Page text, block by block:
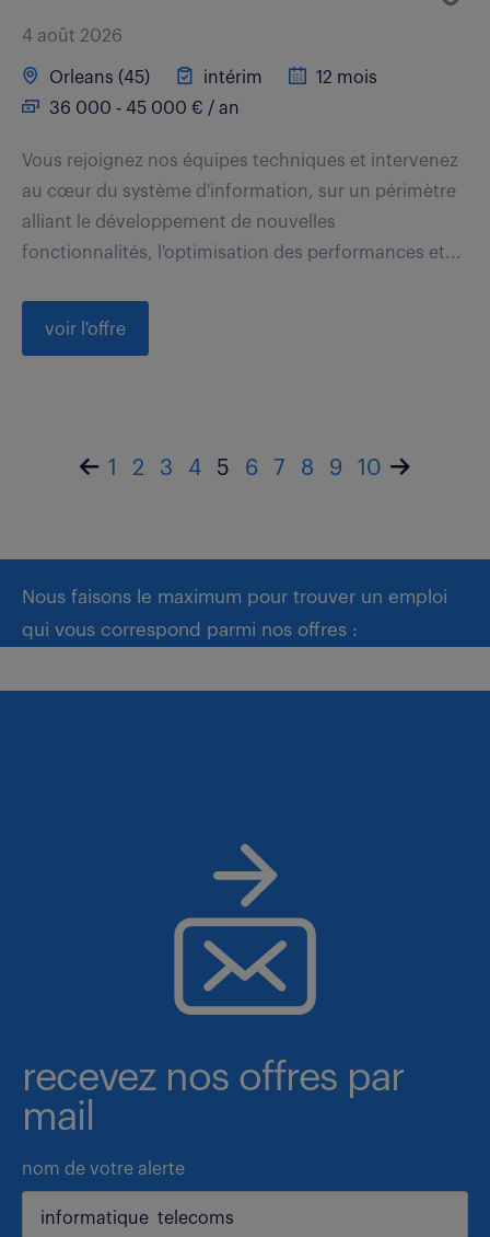
4 août 2026
Orleans (45) intérim
12 mois
36 000 - 45 000 € / an
Vous rejoignez nos équipes techniques et intervenez
au cœur du système d'information, sur un périmètre
alliant le développement de nouvelles
fonctionnalités, l'optimisation des performances et...
voir l'offre
1 2 3 4 5 6 7 8 9 10
Nous faisons le maximum pour trouver un emploi
qui vous correspond parmi nos offres :
recevez nos offres par
mail
nom de votre alerte